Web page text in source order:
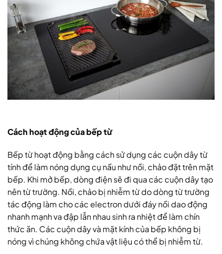
Cách hoạt động của bếp từ
Bếp từ hoạt động bằng cách sử dụng các cuộn dây từ
tính để làm nóng dụng cụ nấu như nồi, chảo đặt trên mặt
bếp. Khi mở bếp, dòng điện sẽ đi qua các cuộn dây tạo
nên từ trường. Nồi, chảo bị nhiễm từ do dòng từ trường
tác động làm cho các electron dưới đáy nồi dao động
nhanh mạnh va đập lẫn nhau sinh ra nhiệt để làm chín
thức ăn. Các cuộn dây và mặt kính của bếp không bị
nóng vì chúng không chứa vật liệu có thể bị nhiễm từ.